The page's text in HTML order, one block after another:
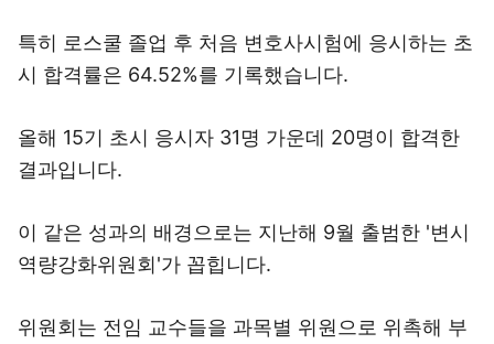
특히 로스쿨 졸업 후 처음 변호사시험에 응시하는 초
시 합격률은 64.52%를 기록했습니다.
올해 15기 초시 응시자 31명 가운데 20명이 합격한
결과입니다.
이 같은 성과의 배경으로는 지난해 9월 출범한 '변시
역량강화위원회'가 꼽힙니다.
위원회는 전임 교수들을 과목별 위원으로 위촉해 부